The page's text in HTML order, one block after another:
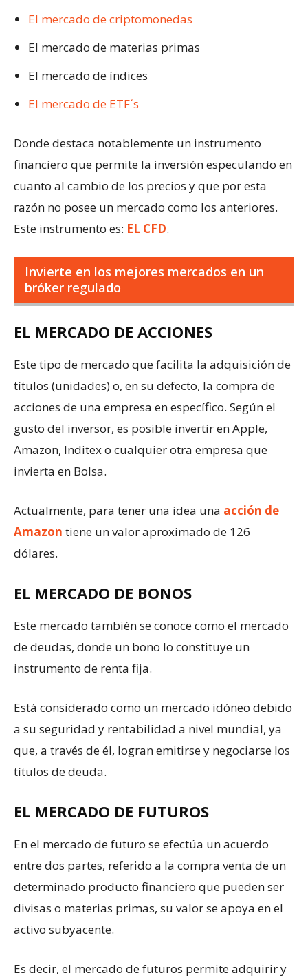
El mercado de criptomonedas
El mercado de materias primas
El mercado de índices
El mercado de ETF´s
Donde destaca notablemente un instrumento
financiero que permite la inversión especulando en
cuanto al cambio de los precios y que por esta
razón no posee un mercado como los anteriores.
Este instrumento es: EL CFD.
Invierte en los mejores mercados en un
bróker regulado
EL MERCADO DE ACCIONES
Este tipo de mercado que facilita la adquisición de
títulos (unidades) o, en su defecto, la compra de
acciones de una empresa en específico. Según el
gusto del inversor, es posible invertir en Apple,
Amazon, Inditex o cualquier otra empresa que
invierta en Bolsa.
Actualmente, para tener una idea una acción de
Amazon tiene un valor aproximado de 126
dólares.
EL MERCADO DE BONOS
Este mercado también se conoce como el mercado
de deudas, donde un bono lo constituye un
instrumento de renta fija.
Está considerado como un mercado idóneo debido
a su seguridad y rentabilidad a nivel mundial, ya
que, a través de él, logran emitirse y negociarse los
títulos de deuda.
EL MERCADO DE FUTUROS
En el mercado de futuro se efectúa un acuerdo
entre dos partes, referido a la compra venta de un
determinado producto financiero que pueden ser
divisas o materias primas, su valor se apoya en el
activo subyacente.
Es decir, el mercado de futuros permite adquirir y